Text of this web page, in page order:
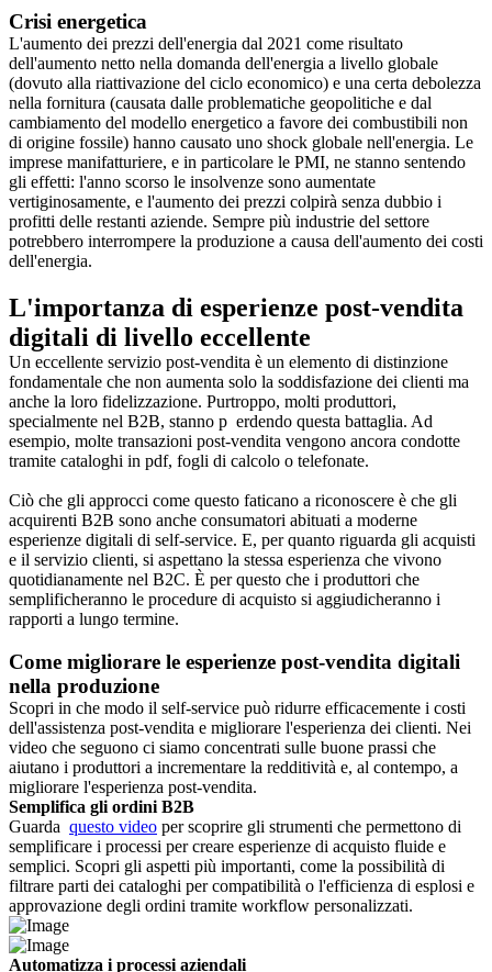
Crisi energetica
L'aumento dei prezzi dell'energia dal 2021 come risultato
dell'aumento netto nella domanda dell'energia a livello globale
(dovuto alla riattivazione del ciclo economico) e una certa debolezza
nella fornitura (causata dalle problematiche geopolitiche e dal
cambiamento del modello energetico a favore dei combustibili non
di origine fossile) hanno causato uno shock globale nell'energia. Le
imprese manifatturiere, e in particolare le PMI, ne stanno sentendo
gli effetti: l'anno scorso le insolvenze sono aumentate
vertiginosamente, e l'aumento dei prezzi colpirà senza dubbio i
profitti delle restanti aziende. Sempre più industrie del settore
potrebbero interrompere la produzione a causa dell'aumento dei costi
dell'energia.
L'importanza di esperienze post-vendita
digitali di livello eccellente
Un eccellente servizio post-vendita è un elemento di distinzione
fondamentale che non aumenta solo la soddisfazione dei clienti ma
anche la loro fidelizzazione. Purtroppo, molti produttori,
specialmente nel B2B, stanno p erdendo questa battaglia. Ad
esempio, molte transazioni post-vendita vengono ancora condotte
tramite cataloghi in pdf, fogli di calcolo o telefonate.
Ciò che gli approcci come questo faticano a riconoscere è che gli
acquirenti B2B sono anche consumatori abituati a moderne
esperienze digitali di self-service. E, per quanto riguarda gli acquisti
e il servizio clienti, si aspettano la stessa esperienza che vivono
quotidianamente nel B2C. È per questo che i produttori che
semplificheranno le procedure di acquisto si aggiudicheranno i
rapporti a lungo termine.
Come migliorare le esperienze post-vendita digitali
nella produzione
Scopri in che modo il self-service può ridurre efficacemente i costi
dell'assistenza post-vendita e migliorare l'esperienza dei clienti. Nei
video che seguono ci siamo concentrati sulle buone prassi che
aiutano i produttori a incrementare la redditività e, al contempo, a
migliorare l'esperienza post-vendita.
Semplifica gli ordini B2B
Guarda questo video per scoprire gli strumenti che permettono di
semplificare i processi per creare esperienze di acquisto fluide e
semplici. Scopri gli aspetti più importanti, come la possibilità di
filtrare parti dei cataloghi per compatibilità o l'efficienza di esplosi e
approvazione degli ordini tramite workflow personalizzati.
Automatizza i processi aziendali